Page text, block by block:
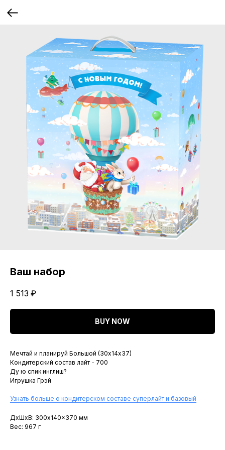
Ваш набор
1 513 ₽
BUY NOW
Мечтай и планируй Большой (30х14х37)
Кондитерский состав лайт - 700
Ду ю спик инглиш?
Игрушка Грэй
Узнать больше о кондитерском составе суперлайт и базовый
ДxШxВ: 300x140x370 мм
Вес: 967 г